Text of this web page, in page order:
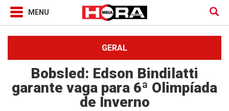
GERAL
Bobsled: Edson Bindilatti
garante vaga para 6ª Olimpíada
de Inverno